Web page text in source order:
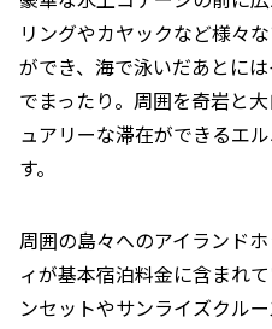
リングやカヤックなど様々
ができ、海で泳いだあとに
でまったり。周囲を奇岩と
ュアリーな滞在ができるエ
す。
周囲の島々へのアイランド
ィが基本宿泊料金に含まれ
ンセットやサンライズクル